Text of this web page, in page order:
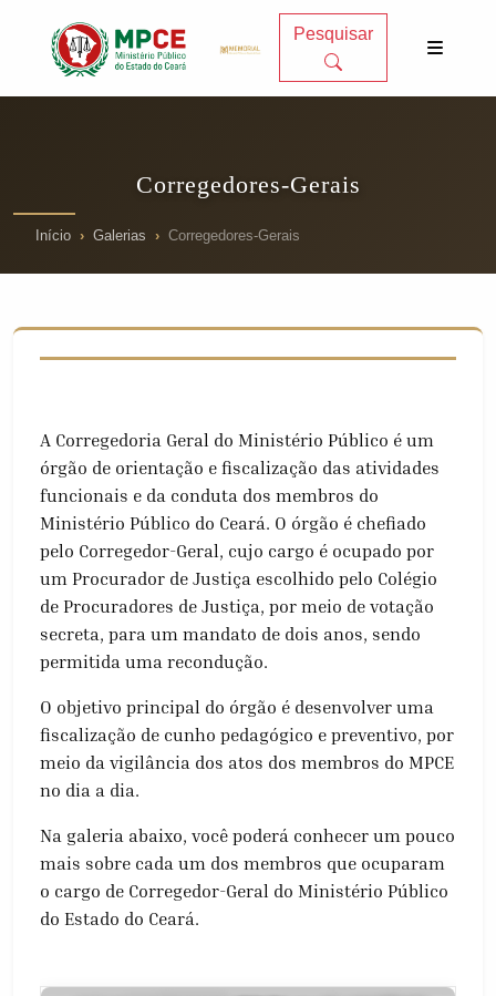
Pesquisar
Corregedores-Gerais
Início Galerias Corregedores-Gerais
A Corregedoria Geral do Ministério Público é um
órgão de orientação e fiscalização das atividades
funcionais e da conduta dos membros do
Ministério Público do Ceará. O órgão é chefiado
pelo Corregedor-Geral, cujo cargo é ocupado por
um Procurador de Justiça escolhido pelo Colégio
de Procuradores de Justiça, por meio de votação
secreta, para um mandato de dois anos, sendo
permitida uma recondução.
O objetivo principal do órgão é desenvolver uma
fiscalização de cunho pedagógico e preventivo, por
meio da vigilância dos atos dos membros do MPCE
no dia a dia.
Na galeria abaixo, você poderá conhecer um pouco
mais sobre cada um dos membros que ocuparam
o cargo de Corregedor-Geral do Ministério Público
do Estado do Ceará.